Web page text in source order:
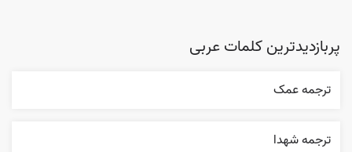
پربازدیدترین کلمات عربی
ترجمه عمک
ترجمه شهدا